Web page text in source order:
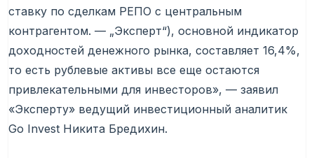
ставку по сделкам РЕПО с центральным
контрагентом. — „Эксперт“), основной индикатор
доходностей денежного рынка, составляет 16,4%,
то есть рублевые активы все еще остаются
привлекательными для инвесторов», — заявил
«Эксперту» ведущий инвестиционный аналитик
Go Invest Никита Бредихин.